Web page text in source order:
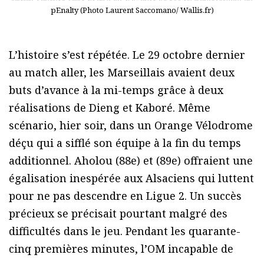
pEnalty (Photo Laurent Saccomano/ Wallis.fr)
L’histoire s’est répétée. Le 29 octobre dernier
au match aller, les Marseillais avaient deux
buts d’avance à la mi-temps grâce à deux
réalisations de Dieng et Kaboré. Même
scénario, hier soir, dans un Orange Vélodrome
déçu qui a sifflé son équipe à la fin du temps
additionnel. Aholou (88e) et (89e) offraient une
égalisation inespérée aux Alsaciens qui luttent
pour ne pas descendre en Ligue 2. Un succès
précieux se précisait pourtant malgré des
difficultés dans le jeu. Pendant les quarante-
cinq premières minutes, l’OM incapable de